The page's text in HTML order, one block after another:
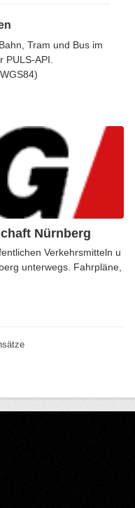
Nürnberg
Verkehrsmitteln u
unterwegs. Fahrpläne,
Tram und Bus im
PULS-API.